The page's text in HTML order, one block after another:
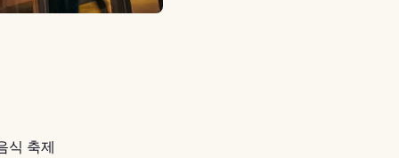
식 축제